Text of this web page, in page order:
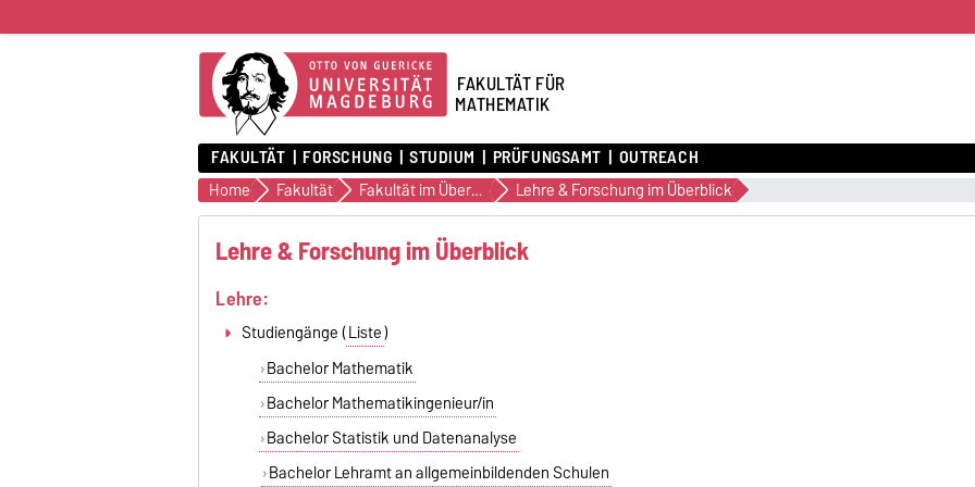
FAKULTÄT FÜR
MATHEMATIK
FAKULTÄT FORSCHUNG STUDIUM PRÜFUNGSAMT OUTREACH
Home Fakultät Fakultät im Überblick Lehre & Forschung im Überblick
Lehre & Forschung im Überblick
Lehre:
Studiengänge (Liste)
Bachelor Mathematik
Bachelor Mathematikingenieur/in
Bachelor Statistik und Datenanalyse
Bachelor Lehramt an allgemeinbildenden Schulen